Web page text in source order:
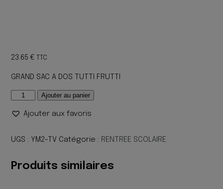
23.65€ TTC
GRAND SAC A DOS TUTTI FRUTTI
quantité
GRAND
A
TUTTI
FRUTTI
Ajouter au panier
Ajouter aux favoris
UGS : YM2-TV Catégorie : RENTREE SCOLAIRE
Produits similaires